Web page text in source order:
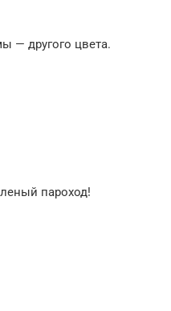
— другого цвета.
пароход!